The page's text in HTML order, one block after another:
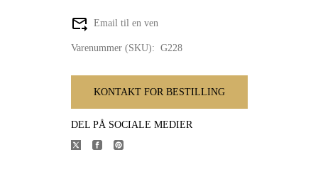
Email til en ven
Varenummer (SKU): G228
KONTAKT FOR BESTILLING
DEL PÅ SOCIALE MEDIER